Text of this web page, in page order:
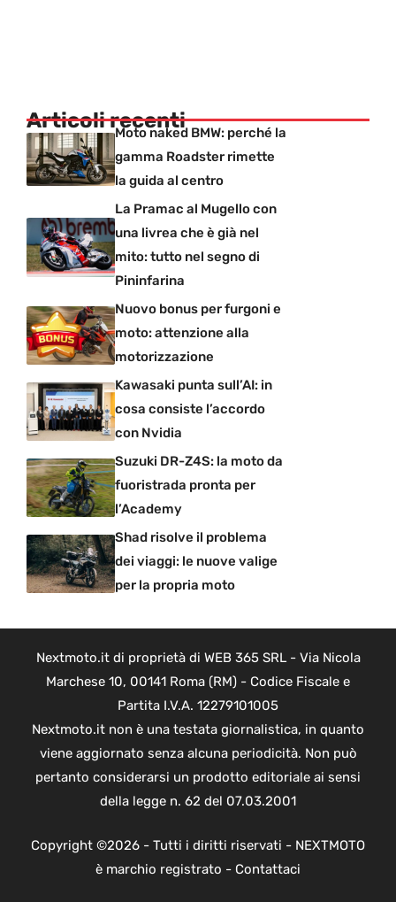
Articoli recentiMoto naked BMW: perché la
gamma Roadster rimette
la guida al centro
La Pramac al Mugello con
una livrea che è già nel
mito: tutto nel segno di
Pininfarina
Nuovo bonus per furgoni e
moto: attenzione alla
motorizzazione
Kawasaki punta sull’AI: in
cosa consiste l’accordo
con Nvidia
Suzuki DR-Z4S: la moto da
fuoristrada pronta per
l’Academy
Shad risolve il problema
dei viaggi: le nuove valige
per la propria moto
Nextmoto.it di proprietà di WEB 365 SRL - Via Nicola
Marchese 10, 00141 Roma (RM) - Codice Fiscale e
Partita I.V.A. 12279101005
Nextmoto.it non è una testata giornalistica, in quanto
viene aggiornato senza alcuna periodicità. Non può
pertanto considerarsi un prodotto editoriale ai sensi
della legge n. 62 del 07.03.2001
Copyright ©2026 - Tutti i diritti riservati - NEXTMOTO
è marchio registrato - Contattaci